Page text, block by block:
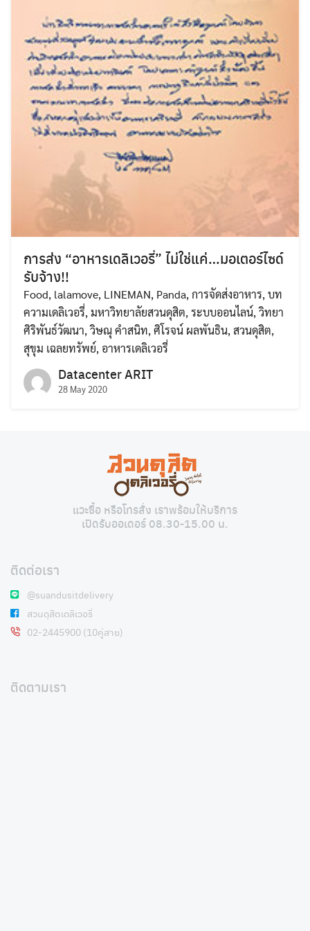
Search
การส่ง “อาหารเดลิเวอรี่” ไม่ใช่แค่…มอเตอร์ไซด์
รับจ้าง!!
Food, lalamove, LINEMAN, Panda, การจัดส่งอาหาร, บท
ความเดลิเวอรี่, มหาวิทยาลัยสวนดุสิต, ระบบออนไลน์,วิทยา
ศิริพันธ์วัฒนา,วิษณุ คำสนิท, ศิโรจน์ ผลพันธิน, สวนดุสิต,
สุขุม เฉลยทรัพย์, อาหารเดลิเวอรี่
Datacenter ARIT
28 May 2020
แวะซื้อ หรือโทรสั่ง เราพร้อมให้บริการ
เปิดรับออเดอร์ 08.30-15.00 น.
ติดต่อเรา
@suandusitdelivery
สวนดุสิตเดลิเวอรี่
02-2445900 (10คู่สาย)
ติดตามเรา